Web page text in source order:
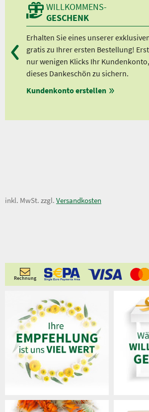
WILLKOMMENS-
GESCHENK
Erhalten Sie eines unserer
gratis zu Ihrer ersten Bestellung!
nur wenigen Klicks Ihr
dieses Dankeschön zu sichern.
Kundenkonto erstellen
15,00 €
inkl. MwSt. zzgl. Versandkosten
Rechnung